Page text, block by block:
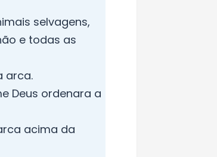
selvagens,
e todas as
arca.
Deus ordenara a
acima da